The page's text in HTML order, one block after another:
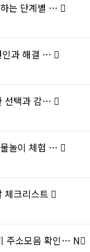
는 단계별 …
인과 해결 …
선택과 감…
놀이 체험 …
체크리스트
주소모음 확인… N